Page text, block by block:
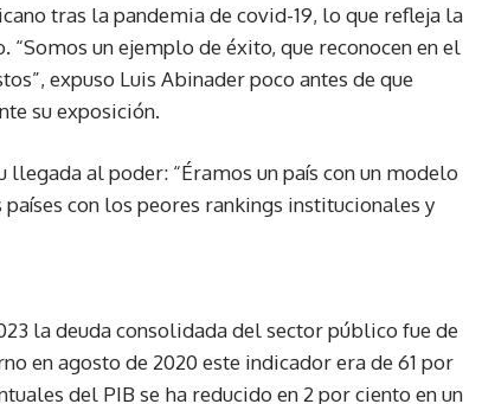
tras la pandemia de covid-19, lo que refleja la
un ejemplo de éxito, que reconocen en el
expuso Luis Abinader poco antes de que
su exposición.
al poder: “Éramos un país con un modelo
con los peores rankings institucionales y
la deuda consolidada del sector público fue de
en agosto de 2020 este indicador era de 61 por
del PIB se ha reducido en 2 por ciento en un